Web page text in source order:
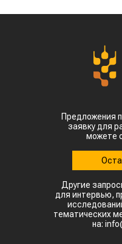
Предложения
заявку для
можете
Другие
для интервью,
тематических
на: